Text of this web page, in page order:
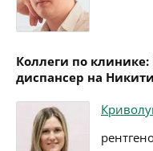
Коллеги по
диспансер на